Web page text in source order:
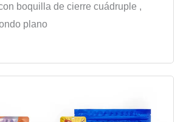
boquilla de cierre cuádruple ,
plano